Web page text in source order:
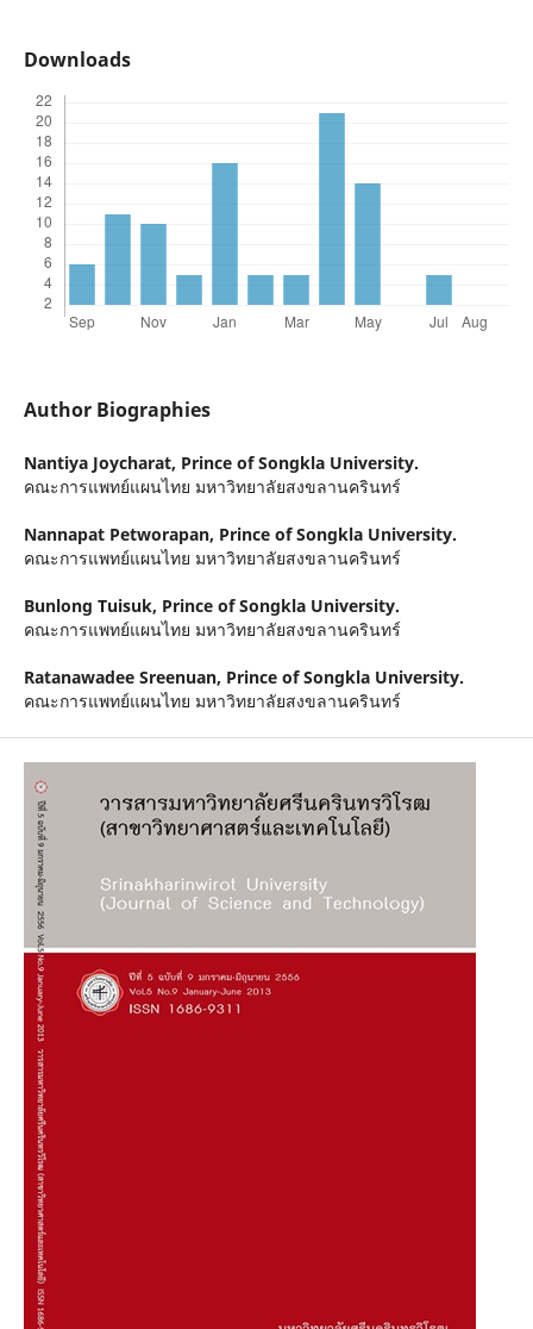
Downloads
Author Biographies
Nantiya Joycharat, Prince of Songkla University.
คณะการแพทย์แผนไทย มหาวิทยาลัยสงขลานครินทร์
Nannapat Petworapan, Prince of Songkla University.
คณะการแพทย์แผนไทย มหาวิทยาลัยสงขลานครินทร์
Bunlong Tuisuk, Prince of Songkla University.
คณะการแพทย์แผนไทย มหาวิทยาลัยสงขลานครินทร์
Ratanawadee Sreenuan, Prince of Songkla University.
คณะการแพทย์แผนไทย มหาวิทยาลัยสงขลานครินทร์